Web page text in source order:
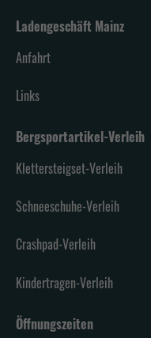
Ladengeschäft Mainz
Anfahrt
Links
Bergsportartikel-Verleih
Klettersteigset-Verleih
Schneeschuhe-Verleih
Crashpad-Verleih
Kindertragen-Verleih
Öffnungszeiten